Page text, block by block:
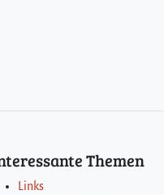
Themen
Links